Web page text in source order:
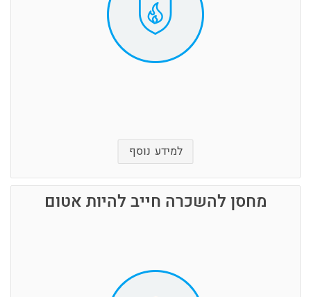
תמונות אלבום, צילומים וציורים.
אחסון רהיטים דמוי עור או פורמייקה
מוצרי תינוקות וצעצועי פלסטיק
כלי מטבח והגשת אוכל מחומרים סינטטיים.
איסור על כל אחסנה של בלוני גז או חומרים דליקים
למידע נוסף
מחסן להשכרה חייב להיות אטום